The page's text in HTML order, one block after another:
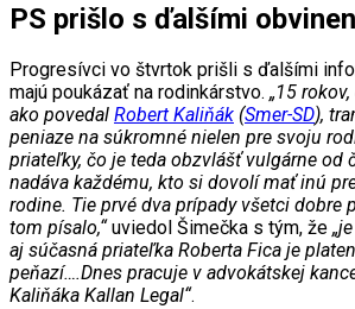
PS prišlo s ďalšími
Progresívci vo štvrtok prišli s ďalšími
majú poukázať na rodinkárstvo. „15
ako povedal Robert Kaliňák (Smer-SD),
peniaze na súkromné nielen pre svoju
priateľky, čo je teda obzvlášť vulgárne od
nadáva každému, kto si dovolí mať inú
rodine. Tie prvé dva prípady všetci dobre
tom písalo,“ uviedol Šimečka s tým, že
aj súčasná priateľka Roberta Fica je
peňazí….Dnes pracuje v advokátskej
Kaliňáka Kallan Legal“.